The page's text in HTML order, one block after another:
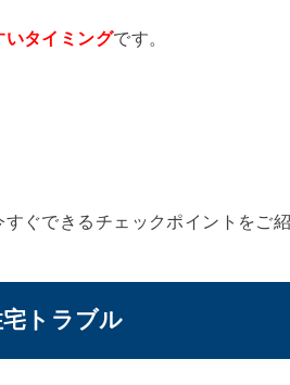
いタイミングです。
ぐできるチェックポイントをご
トラブル